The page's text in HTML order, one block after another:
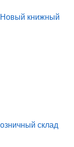
книжный
склад